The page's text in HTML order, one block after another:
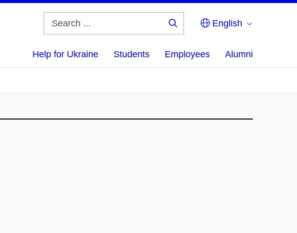
English
Help for Ukraine Students Employees Alumni